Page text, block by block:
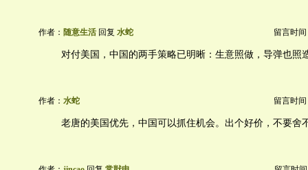
作者： 随意生活 回复 水蛇 留言时间
对付美国，中国的两手策略已明晰：生意照做，导弹也照
作者： 水蛇 留言时间
老唐的美国优先，中国可以抓住机会。出个好价，不要舍